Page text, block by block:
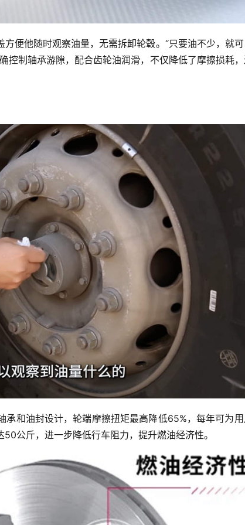
便他随时观察油量，无需拆卸轮毂。“只要油不少，就
控制轴承游隙，配合齿轮油润滑，不仅降低了摩擦损耗
和油封设计，轮端摩擦扭矩最高降低65%，每年可为
公斤，进一步降低行车阻力，提升燃油经济性。